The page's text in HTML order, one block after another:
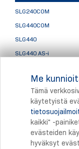
SLG240COM
SLG440COM
SLG440
SLG440 AS-i
Valopuomien
Tulostus
Me
Tämä
käytetyistä
kaikki" -
evästeiden
hyväksyt